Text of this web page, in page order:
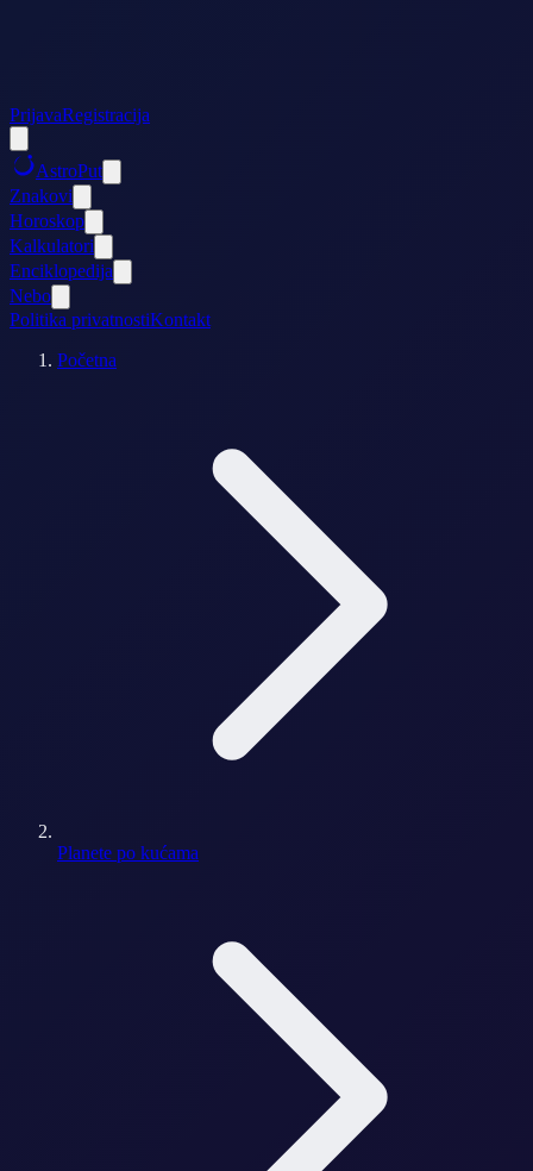
PrijavaRegistracija
AstroPut
Znakovi
Horoskop
Kalkulatori
Enciklopedija
Nebo
Politika privatnostiKontakt
Početna
Planete po kućama